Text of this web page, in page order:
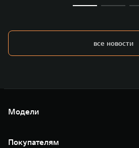
все новости
Модели
TANK 400
TANK 500
Покупателям